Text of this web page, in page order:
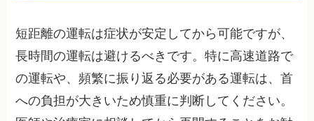
短距離の運転は症状が安定してから可能ですが、
長時間の運転は避けるべきです。特に高速道路で
の運転や、頻繁に振り返る必要がある運転は、首
への負担が大きいため慎重に判断してください。